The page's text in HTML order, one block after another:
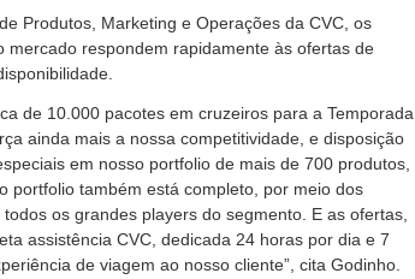
Produtos, Marketing e Operações da CVC, os
respondem rapidamente às ofertas de
de 10.000 pacotes em cruzeiros para a Temporada
ainda mais a nossa competitividade, e disposição
em nosso portfolio de mais de 700 produtos,
portfolio também está completo, por meio dos
os grandes players do segmento. E as ofertas,
assistência CVC, dedicada 24 horas por dia e 7
de viagem ao nosso cliente”, cita Godinho.